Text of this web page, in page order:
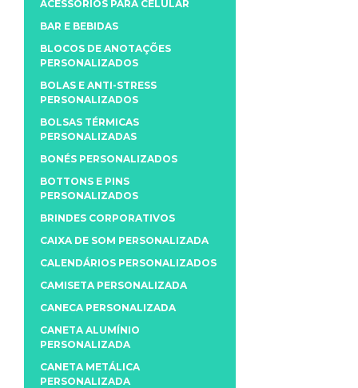
ACESSÓRIOS PARA CELULAR
BAR E BEBIDAS
BLOCOS DE ANOTAÇÕES
PERSONALIZADOS
BOLAS E ANTI-STRESS
PERSONALIZADOS
BOLSAS TÉRMICAS
PERSONALIZADAS
BONÉS PERSONALIZADOS
BOTTONS E PINS
PERSONALIZADOS
BRINDES CORPORATIVOS
CAIXA DE SOM PERSONALIZADA
CALENDÁRIOS PERSONALIZADOS
CAMISETA PERSONALIZADA
CANECA PERSONALIZADA
CANETA ALUMÍNIO
PERSONALIZADA
CANETA METÁLICA
PERSONALIZADA